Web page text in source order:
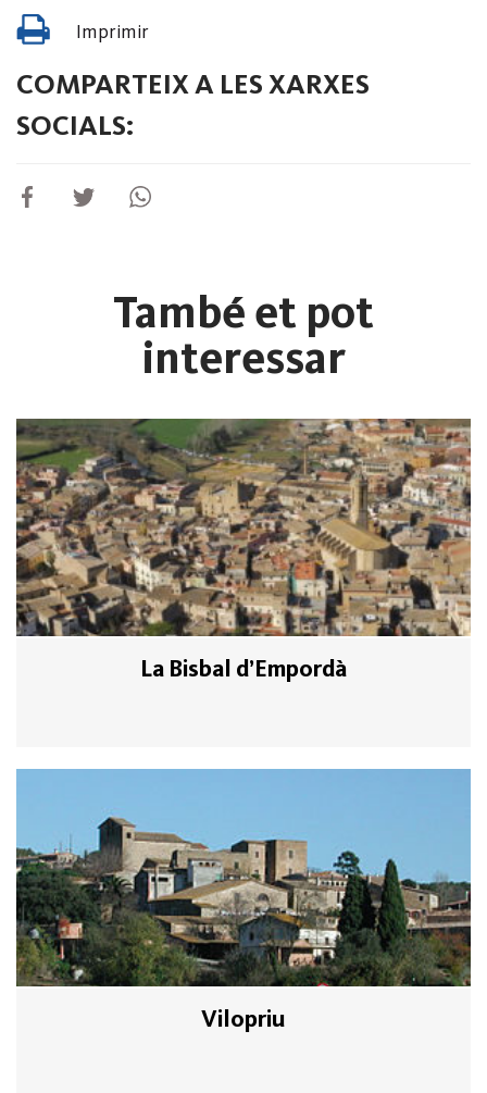
Imprimir
COMPARTEIX A LES XARXES
SOCIALS:
També et pot
interessar
La Bisbal d’Empordà
Vilopriu